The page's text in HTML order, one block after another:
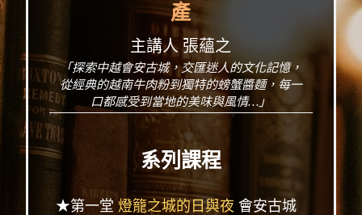
產
主講人 張蘊之
「探索中越會安古城，交匯迷人的文化記憶，
從經典的越南牛肉粉到獨特的螃蟹醬麵，每一
口都感受到當地的美味與風情…」
系列課程
★第一堂 燈籠之城的日與夜 會安古城